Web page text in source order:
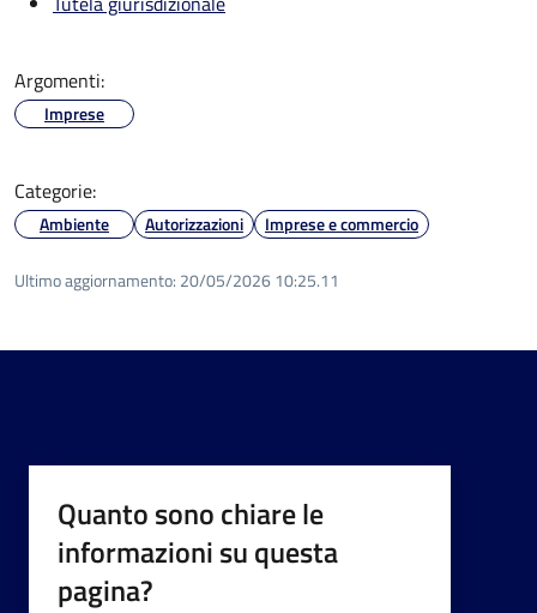
Argomenti:
Imprese
Categorie:
Ambiente Autorizzazioni Imprese e commercio
Ultimo aggiornamento: 20/05/2026 10:25.11
Quanto sono chiare le
informazioni su questa
pagina?